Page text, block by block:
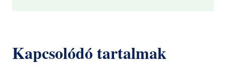
Kapcsolódó tartalmak